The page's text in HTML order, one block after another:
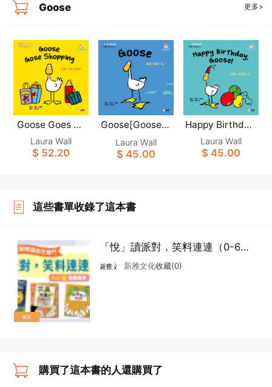
Goose 更多>
Goose Goes Sh
opping [Goose
白鵝小菇故事系
列](新雅‧點讀樂
Laura Wall
$ 52.20
Goose[Goose白
鵝小菇故事系列]
(新雅‧點讀樂園)
Laura Wall
$ 45.00
Happy Birthday,
Goose！[Goose
白鵝小菇故事系
Laura Wall
$ 45.00
這些書單收錄了這本書
書單
「悅」讀派對，笑料連連（0-6
歲）
新雅文化收藏(0)
購買了這本書的人還購買了